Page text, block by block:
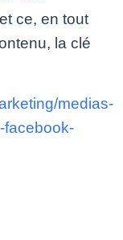
ce, en tout
la clé
medias-
facebook-